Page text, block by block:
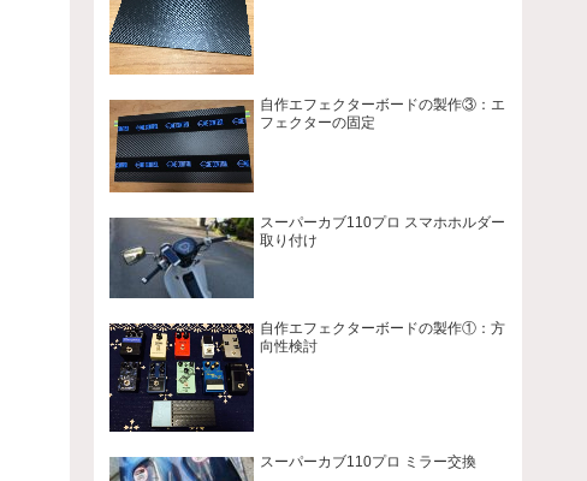
自作エフェクターボードの製作③：エ
フェクターの固定
スーパーカブ110プロ スマホホルダー
取り付け
自作エフェクターボードの製作①：方
向性検討
スーパーカブ110プロ ミラー交換